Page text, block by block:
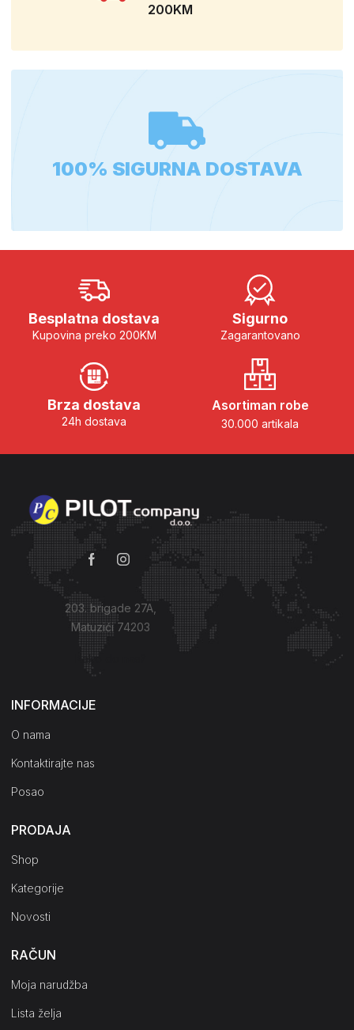
200KM
100% SIGURNA DOSTAVA
Besplatna dostava
Kupovina preko 200KM
Sigurno
Zagarantovano
Brza dostava
24h dostava
Asortiman robe
30.000 artikala
203. brigade 27A,
Matuzići 74203
Kako do nas?
INFORMACIJE
O nama
Kontaktirajte nas
Posao
PRODAJA
Shop
Kategorije
Novosti
RAČUN
Moja narudžba
Lista želja